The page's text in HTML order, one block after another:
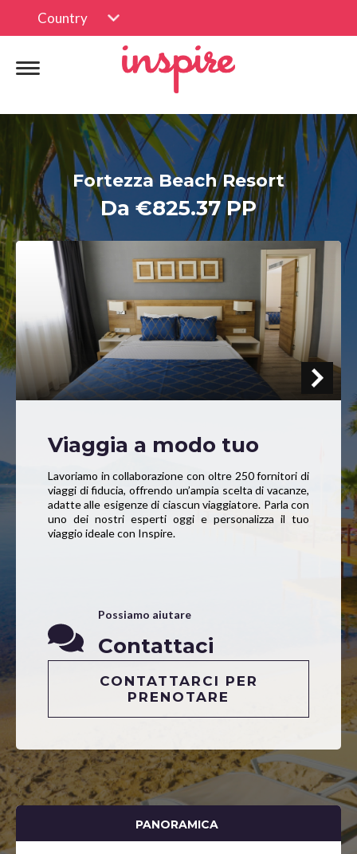
Country
Fortezza Beach Resort
Da €825.37 PP
Viaggia a modo tuo
Lavoriamo in collaborazione con oltre 250 fornitori di
viaggi di fiducia, offrendo un’ampia scelta di vacanze,
adatte alle esigenze di ciascun viaggiatore. Parla con
uno dei nostri esperti oggi e personalizza il tuo
viaggio ideale con Inspire.
Possiamo aiutare
Contattaci
CONTATTARCI PER
PRENOTARE
PANORAMICA